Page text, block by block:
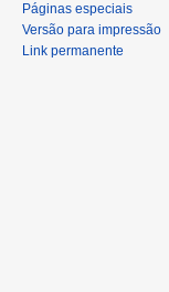
Páginas especiais
Versão para impressão
Link permanente